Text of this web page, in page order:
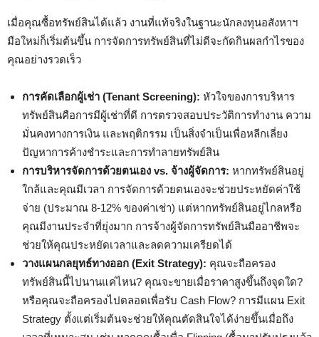
เมื่อคุณซื้อทรัพย์สินได้แล้ว งานที่แท้จริงในฐานะนักลงทุนอสังหาฯ
มือใหม่ก็เริ่มต้นขึ้น การจัดการทรัพย์สินที่ไม่ดีจะกัดกินผลกำไรของ
คุณอย่างรวดเร็ว
การคัดเลือกผู้เช่า (Tenant Screening): หัวใจของการบริหาร
ทรัพย์สินคือการมีผู้เช่าที่ดี การตรวจสอบประวัติการทำงาน ความ
มั่นคงทางการเงิน และพฤติกรรม เป็นสิ่งจำเป็นเพื่อหลีกเลี่ยง
ปัญหาการค้างชำระและการทำลายทรัพย์สิน
การบริหารจัดการด้วยตนเอง vs. จ้างผู้จัดการ: หากทรัพย์สินอยู่
ใกล้และคุณมีเวลา การจัดการด้วยตนเองจะช่วยประหยัดค่าใช้
จ่าย (ประมาณ 8-12% ของค่าเช่า) แต่หากทรัพย์สินอยู่ไกลหรือ
คุณมีงานประจำที่ยุ่งมาก การจ้างผู้จัดการทรัพย์สินมืออาชีพจะ
ช่วยให้คุณประหยัดเวลาและลดความเครียดได้
วางแผนกลยุทธ์ทางออก (Exit Strategy): คุณจะถือครอง
ทรัพย์สินนี้ไปนานแค่ไหน? คุณจะขายเมื่อราคาสูงขึ้นถึงจุดใด?
หรือคุณจะถือครองไปตลอดเพื่อรับ Cash Flow? การมีแผน Exit
Strategy ตั้งแต่เริ่มต้นจะช่วยให้คุณตัดสินใจได้ง่ายขึ้นเมื่อถึง